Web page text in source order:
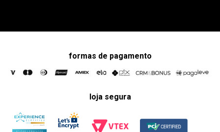
formas de pagamento
loja segura